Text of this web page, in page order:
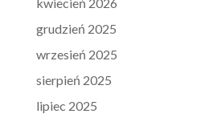
grudzień 2025
wrzesień 2025
sierpień 2025
lipiec 2025